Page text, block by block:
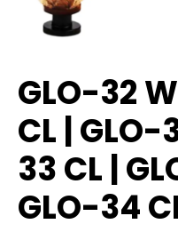
GLO-32
CL | GLO-
33 CL |
GLO-34